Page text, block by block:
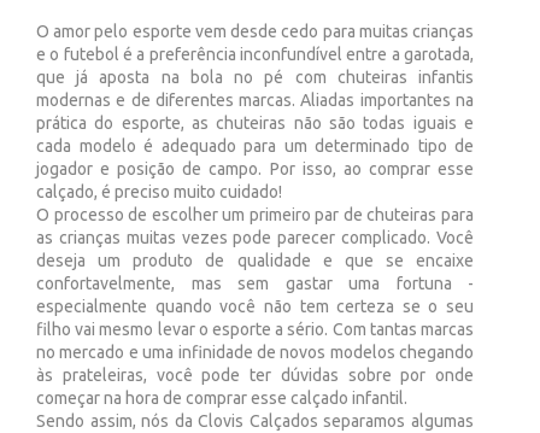
O amor pelo esporte vem desde cedo para muitas crianças
e o futebol é a preferência inconfundível entre a garotada,
que já aposta na bola no pé com chuteiras infantis
modernas e de diferentes marcas. Aliadas importantes na
prática do esporte, as chuteiras não são todas iguais e
cada modelo é adequado para um determinado tipo de
jogador e posição de campo. Por isso, ao comprar esse
calçado, é preciso muito cuidado!
O processo de escolher um primeiro par de chuteiras para
as crianças muitas vezes pode parecer complicado. Você
deseja um produto de qualidade e que se encaixe
confortavelmente, mas sem gastar uma fortuna -
especialmente quando você não tem certeza se o seu
filho vai mesmo levar o esporte a sério. Com tantas marcas
no mercado e uma infinidade de novos modelos chegando
às prateleiras, você pode ter dúvidas sobre por onde
começar na hora de comprar esse calçado infantil.
Sendo assim, nós da Clovis Calçados separamos algumas